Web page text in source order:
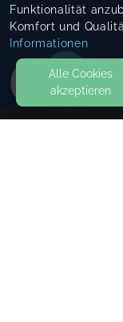
HOME
Funktionalität
Komfort und
Informationen
Alle Cookies
akzeptieren